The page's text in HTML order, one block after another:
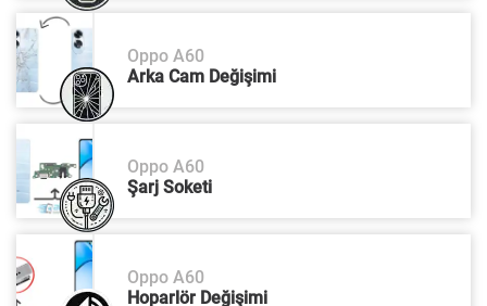
Oppo A60
Arka Cam Değişimi
Oppo A60
Şarj Soketi
Oppo A60
Hoparlör Değişimi